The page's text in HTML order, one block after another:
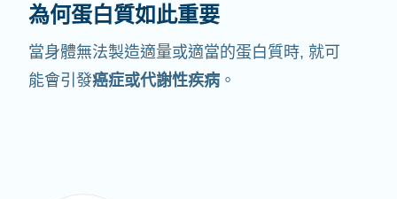
為何蛋白質如此重要
當身體無法製造適量或適當的蛋白質時, 就可
能會引發癌症或代謝性疾病 。